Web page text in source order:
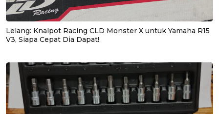
Lelang: Knalpot Racing CLD Monster X untuk Yamaha R15
V3, Siapa Cepat Dia Dapat!